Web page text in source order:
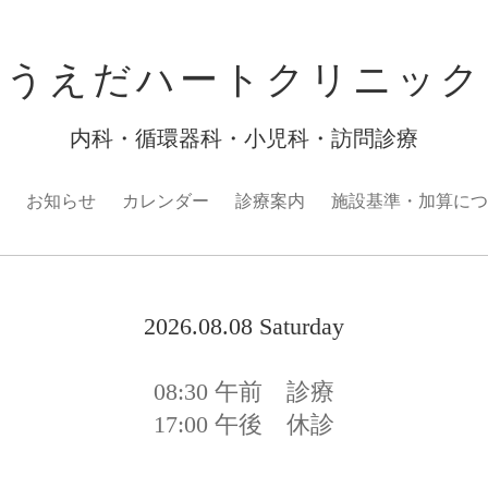
うえだハートクリニック
内科・循環器科・小児科・訪問診療
お知らせ カレンダー 診療案内 施設基準・加算に
2026.08.08 Saturday
08:30 午前 診療
17:00 午後 休診